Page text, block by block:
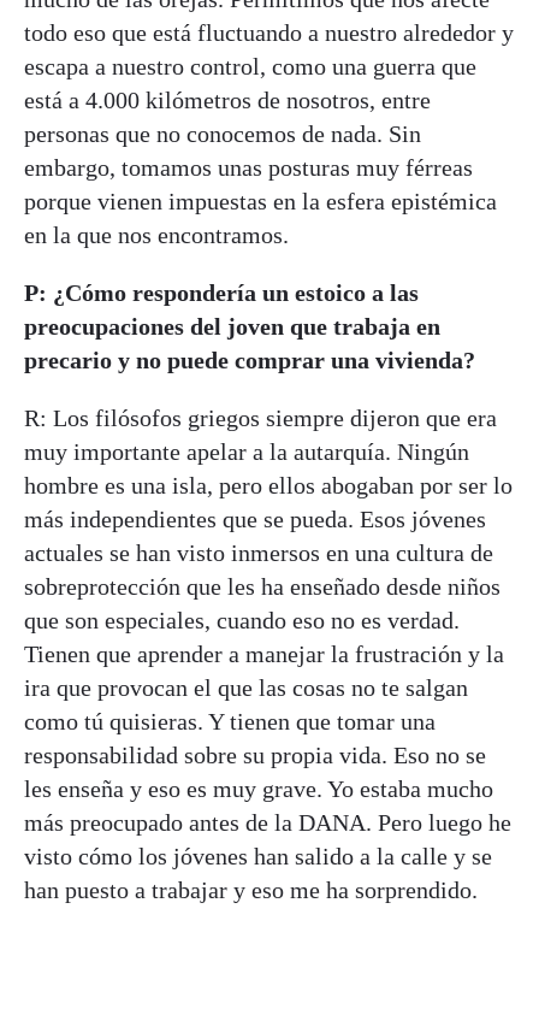
todo eso que está fluctuando a nuestro alrededor y
escapa a nuestro control, como una guerra que
está a 4.000 kilómetros de nosotros, entre
personas que no conocemos de nada. Sin
embargo, tomamos unas posturas muy férreas
porque vienen impuestas en la esfera epistémica
en la que nos encontramos.
P: ¿Cómo respondería un estoico a las
preocupaciones del joven que trabaja en
precario y no puede comprar una vivienda?
R: Los filósofos griegos siempre dijeron que era
muy importante apelar a la autarquía. Ningún
hombre es una isla, pero ellos abogaban por ser lo
más independientes que se pueda. Esos jóvenes
actuales se han visto inmersos en una cultura de
sobreprotección que les ha enseñado desde niños
que son especiales, cuando eso no es verdad.
Tienen que aprender a manejar la frustración y la
ira que provocan el que las cosas no te salgan
como tú quisieras. Y tienen que tomar una
responsabilidad sobre su propia vida. Eso no se
les enseña y eso es muy grave. Yo estaba mucho
más preocupado antes de la DANA. Pero luego he
visto cómo los jóvenes han salido a la calle y se
han puesto a trabajar y eso me ha sorprendido.